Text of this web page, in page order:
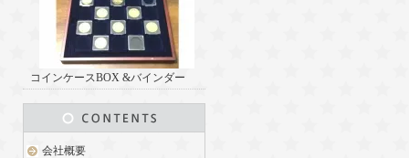
コインケースBOX &バインダー
会社概要